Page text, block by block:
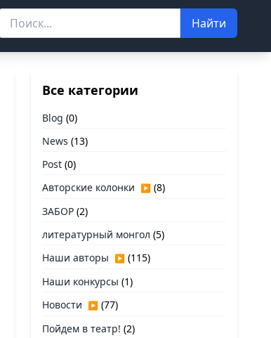
Найти
Все категории
Blog (0)
News (13)
Post (0)
Авторские колонки ▶ (8)
ЗАБОР (2)
литературный монгол (5)
Наши авторы ▶ (115)
Наши конкурсы (1)
Новости ▶ (77)
Пойдем в театр! (2)